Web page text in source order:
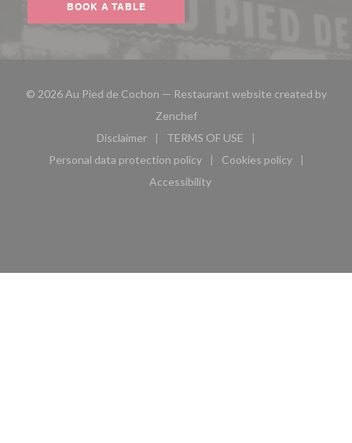
BOOK A TABLE
© 2026 Au Pied de Cochon — Restaurant website created by
Zenchef((opens in a new window))
Disclaimer
((opens in a new window))
TERMS OF USE
((opens in a new window))
Personal data protection policy
((opens in a new window))
Cookies policy
((opens in a new
Accessibility
((opens in a new window))